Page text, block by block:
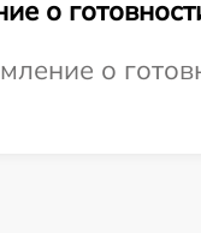
о
о